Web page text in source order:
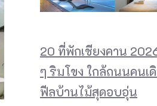
20 ที่พักเชียงคาน
ๆ ริมโขง ใกล้ถนนคนเ
ฟีลบ้านไม้สุดอบอุ่น